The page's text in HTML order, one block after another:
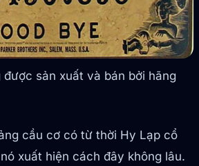
sản xuất và bán bởi hãng
cầu cơ có từ thời Hy Lạp cổ
xuất hiện cách đây không lâu.